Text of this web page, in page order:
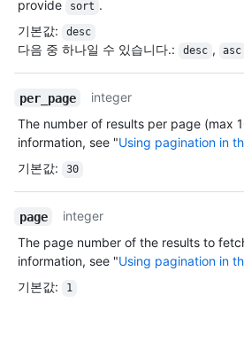
provide
sort .
기본값: desc
다음 중 하나일 수 있습니다.: desc , asc
per_page
integer
The number of results per page (max
information, see "Using pagination in
기본값: 30
page
integer
The page number of the results to
information, see "Using pagination in
기본값: 1